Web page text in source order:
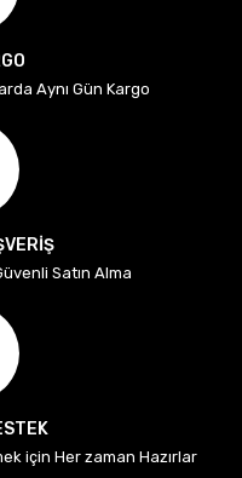
Aynı Gün Kargo
Satın Alma
için Her zaman Hazırlar